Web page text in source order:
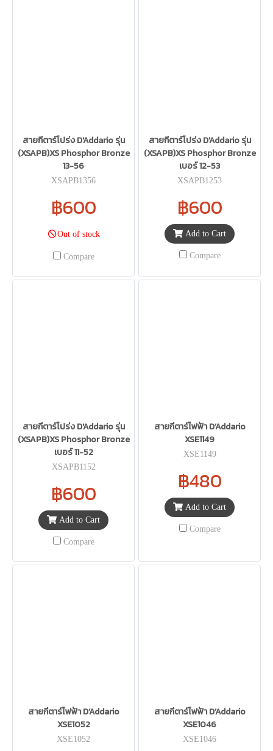
สายกีตาร์โปร่ง D'Addario รุ่น
(XSAPB)XS Phosphor Bronze
13-56
XSAPB1356
฿600
Out of stock
Compare
สายกีตาร์โปร่ง D'Addario รุ่น
(XSAPB)XS Phosphor Bronze
เบอร์ 12-53
XSAPB1253
฿600
Add to Cart
Compare
สายกีตาร์โปร่ง D'Addario รุ่น
(XSAPB)XS Phosphor Bronze
เบอร์ 11-52
XSAPB1152
฿600
Add to Cart
Compare
สายกีตาร์ไฟฟ้า D’Addario
XSE1149
XSE1149
฿480
Add to Cart
Compare
สายกีตาร์ไฟฟ้า D’Addario
XSE1052
XSE1052
สายกีตาร์ไฟฟ้า D’Addario
XSE1046
XSE1046